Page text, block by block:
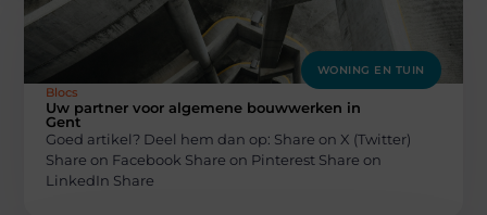
WONING EN TUIN
Blocs
Uw partner voor algemene bouwwerken in
Gent
Goed artikel? Deel hem dan op: Share on X (Twitter)
Share on Facebook Share on Pinterest Share on
LinkedIn Share